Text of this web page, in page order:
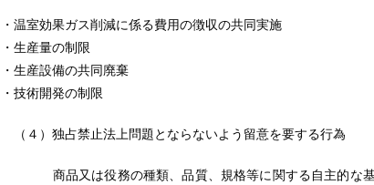
・温室効果ガス削減に係る費用の徴収の共同実施
・生産量の制限
・生産設備の共同廃棄
・技術開発の制限
（４）独占禁止法上問題とならないよう留意を要する行為
商品又は役務の種類、品質、規格等に関する自主的な基